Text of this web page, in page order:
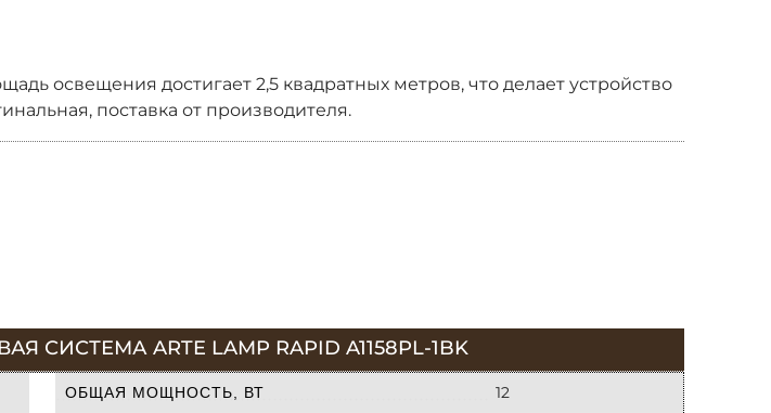
освещения достигает 2,5 квадратных метров, что делает устройство
поставка от производителя.
ARTE LAMP RAPID A1158PL-1BK
ОБЩАЯ МОЩНОСТЬ, ВТ 12